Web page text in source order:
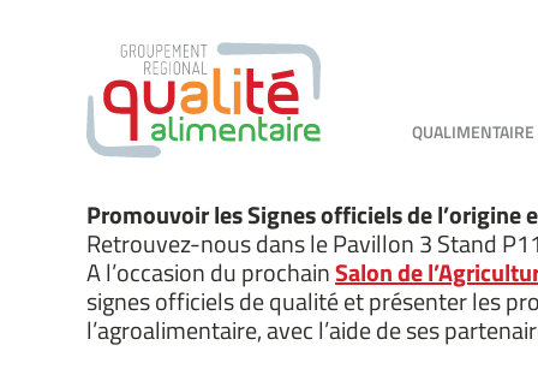
QUALIMENTAIRE
Promouvoir les Signes officiels de l’origine
Retrouvez-nous dans le Pavillon 3 Stand
A l’occasion du prochainSalon de
signes officiels de qualité et présenter les
l’agroalimentaire, avec l’aide de ses